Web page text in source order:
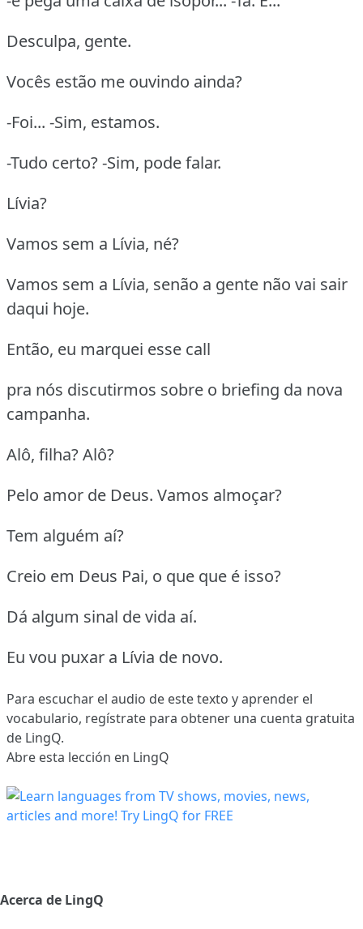
Desculpa, gente.
Vocês estão me ouvindo ainda?
-Foi... -Sim, estamos.
-Tudo certo? -Sim, pode falar.
Lívia?
Vamos sem a Lívia, né?
Vamos sem a Lívia, senão a gente não vai sair
daqui hoje.
Então, eu marquei esse call
pra nós discutirmos sobre o briefing da nova
campanha.
Alô, filha? Alô?
Pelo amor de Deus. Vamos almoçar?
Tem alguém aí?
Creio em Deus Pai, o que que é isso?
Dá algum sinal de vida aí.
Eu vou puxar a Lívia de novo.
Para escuchar el audio de este texto y aprender el
vocabulario, regístrate para obtener una cuenta gratuita
de LingQ.
Abre esta lección en LingQ
Acerca de LingQ